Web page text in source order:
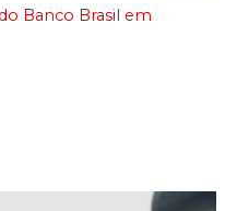
Banco Brasil em